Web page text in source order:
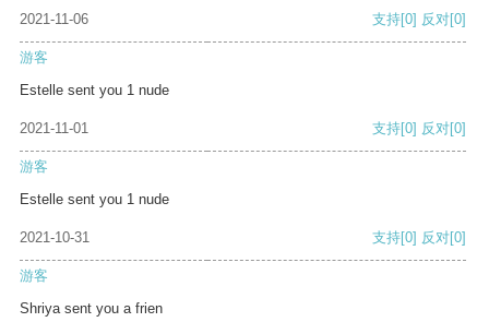
2021-11-06 支持[0] 反对[0]
游客
Estelle sent you 1 nude
2021-11-01 支持[0] 反对[0]
游客
Estelle sent you 1 nude
2021-10-31 支持[0] 反对[0]
游客
Shriya sent you a frien